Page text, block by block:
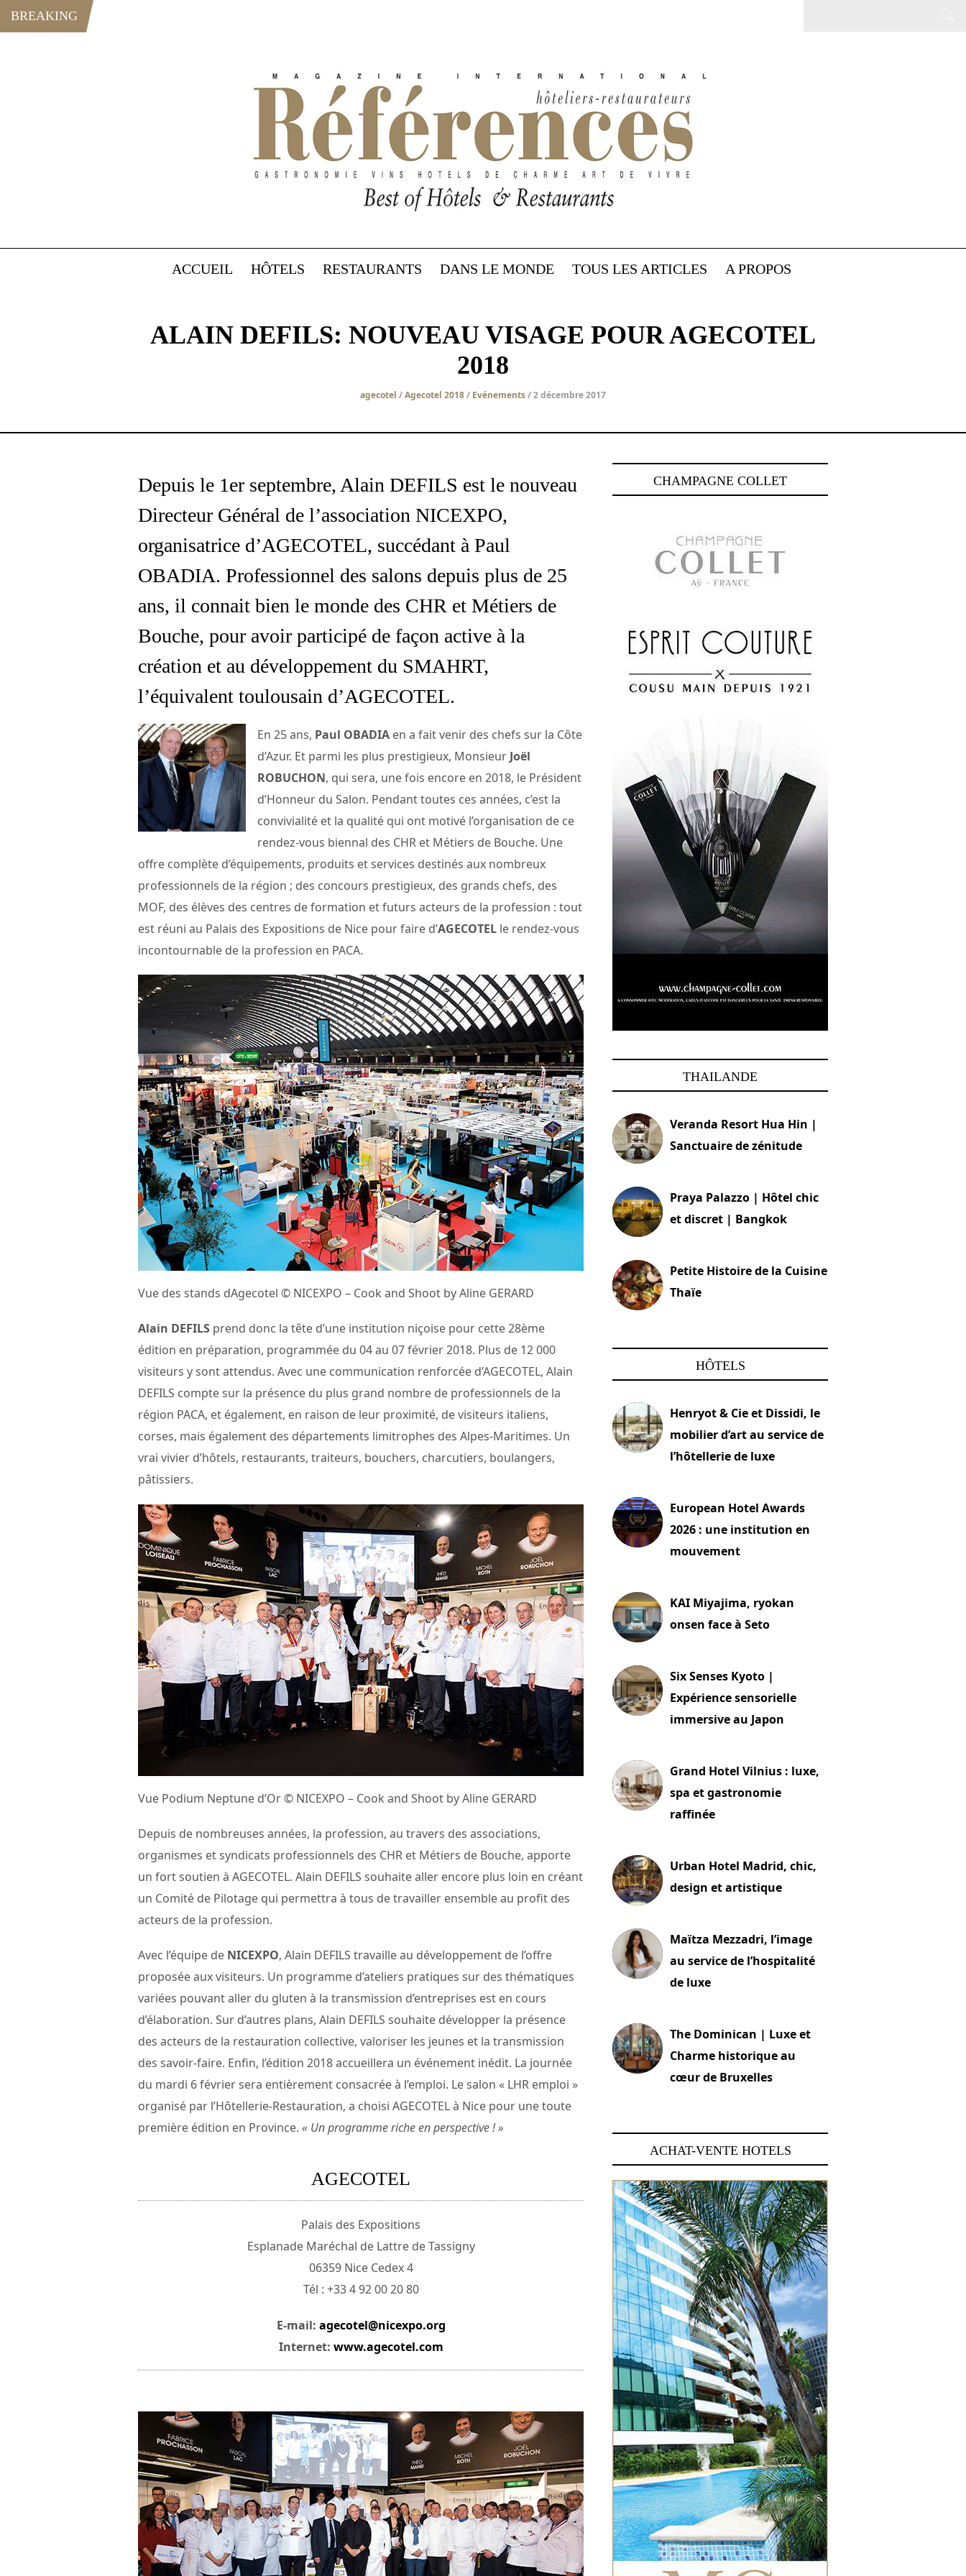
BREAKING
ACCUEIL HÔTELS RESTAURANTS DANS LE MONDE TOUS LES ARTICLES A PROPOS
ALAIN DEFILS: NOUVEAU VISAGE POUR AGECOTEL
2018
agecotel /Agecotel 2018/ Evénements/ 2 décembre 2017
Depuis le 1er septembre, Alain DEFILS est le nouveau
Directeur Général de l’association NICEXPO,
organisatrice d’AGECOTEL, succédant à Paul
OBADIA. Professionnel des salons depuis plus de 25
ans, il connait bien le monde des CHR et Métiers de
Bouche, pour avoir participé de façon active à la
création et au développement du SMAHRT,
l’équivalent toulousain d’AGECOTEL.
En 25 ans, Paul OBADIA en a fait venir des chefs sur la Côte
d’Azur. Et parmi les plus prestigieux, Monsieur Joël
ROBUCHON, qui sera, une fois encore en 2018, le Président
d’Honneur du Salon. Pendant toutes ces années, c’est la
convivialité et la qualité qui ont motivé l’organisation de ce
rendez-vous biennal des CHR et Métiers de Bouche. Une
offre complète d’équipements, produits et services destinés aux nombreux
professionnels de la région ; des concours prestigieux, des grands chefs, des
MOF, des élèves des centres de formation et futurs acteurs de la profession : tout
est réuni au Palais des Expositions de Nice pour faire d’AGECOTEL le rendez-vous
incontournable de la profession en PACA.
Vue des stands dAgecotel © NICEXPO – Cook and Shoot by Aline GERARD
Alain DEFILS prend donc la tête d’une institution niçoise pour cette 28ème
édition en préparation, programmée du 04 au 07 février 2018. Plus de 12 000
visiteurs y sont attendus. Avec une communication renforcée d’AGECOTEL, Alain
DEFILS compte sur la présence du plus grand nombre de professionnels de la
région PACA, et également, en raison de leur proximité, de visiteurs italiens,
corses, mais également des départements limitrophes des Alpes-Maritimes. Un
vrai vivier d’hôtels, restaurants, traiteurs, bouchers, charcutiers, boulangers,
pâtissiers.
Vue Podium Neptune d’Or © NICEXPO – Cook and Shoot by Aline GERARD
Depuis de nombreuses années, la profession, au travers des associations,
organismes et syndicats professionnels des CHR et Métiers de Bouche, apporte
un fort soutien à AGECOTEL. Alain DEFILS souhaite aller encore plus loin en créant
un Comité de Pilotage qui permettra à tous de travailler ensemble au profit des
acteurs de la profession.
Avec l’équipe de NICEXPO, Alain DEFILS travaille au développement de l’offre
proposée aux visiteurs. Un programme d’ateliers pratiques sur des thématiques
variées pouvant aller du gluten à la transmission d’entreprises est en cours
d’élaboration. Sur d’autres plans, Alain DEFILS souhaite développer la présence
des acteurs de la restauration collective, valoriser les jeunes et la transmission
des savoir-faire. Enfin, l’édition 2018 accueillera un événement inédit. La journée
du mardi 6 février sera entièrement consacrée à l’emploi. Le salon « LHR emploi »
organisé par l’Hôtellerie-Restauration, a choisi AGECOTEL à Nice pour une toute
première édition en Province. « Un programme riche en perspective ! »
AGECOTEL
Palais des Expositions
Esplanade Maréchal de Lattre de Tassigny
06359 Nice Cedex 4
Tél : +33 4 92 00 20 80
E-mail: agecotel@nicexpo.org
Internet: www.agecotel.com
CHAMPAGNE COLLET
THAILANDE
Veranda Resort Hua Hin |
Sanctuaire de zénitude
Praya Palazzo | Hôtel chic
et discret | Bangkok
Petite Histoire de la Cuisine
Thaïe
HÔTELS
Henryot & Cie et Dissidi, le
mobilier d’art au service de
l’hôtellerie de luxe
European Hotel Awards
2026 : une institution en
mouvement
KAI Miyajima, ryokan
onsen face à Seto
Six Senses Kyoto |
Expérience sensorielle
immersive au Japon
Grand Hotel Vilnius : luxe,
spa et gastronomie
raffinée
Urban Hotel Madrid, chic,
design et artistique
Maïtza Mezzadri, l’image
au service de l’hospitalité
de luxe
The Dominican | Luxe et
Charme historique au
cœur de Bruxelles
ACHAT-VENTE HOTELS